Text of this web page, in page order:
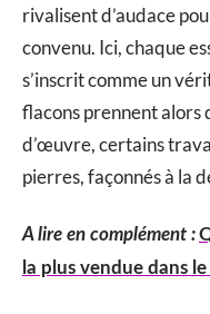
rivalisent d’audace
convenu. Ici, chaque
s’inscrit comme un
flacons prennent alors
d’œuvre, certains
pierres, façonnés à la
A lire en complément :
la plus vendue dans